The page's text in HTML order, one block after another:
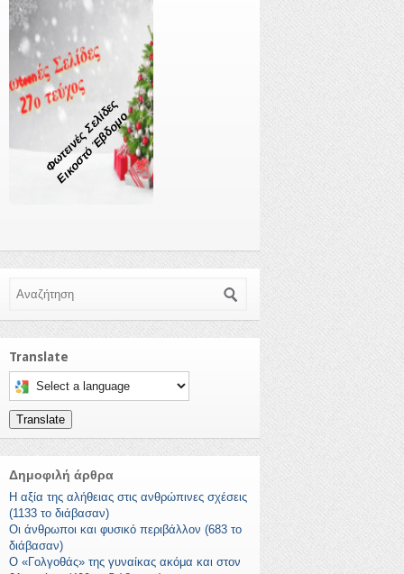
Φωτεινές Σελίδες
Εικοστό Έβδομο
Translate
Select a language to translate this page
Translate
Δημοφιλή άρθρα
Η αξία της αλήθειας στις ανθρώπινες σχέσεις
(1133 το διάβασαν)
Οι άνθρωποι και φυσικό περιβάλλον (683 το
διάβασαν)
Ο «Γολγοθάς» της γυναίκας ακόμα και στον